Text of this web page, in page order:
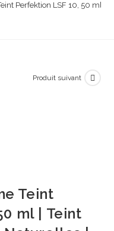
Perfektion LSF 10, 50 ml |
Produit suivant
Teint
ml | Teint